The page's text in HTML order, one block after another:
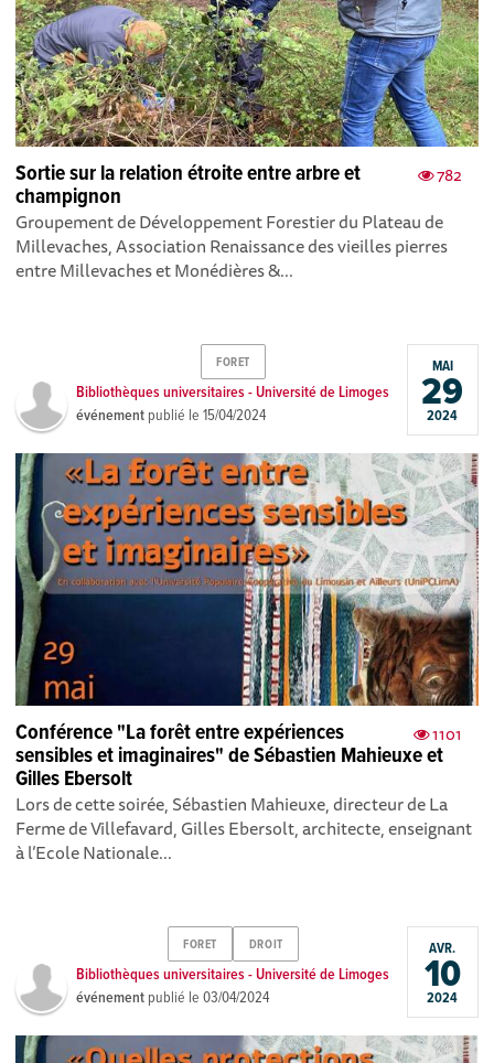
782
Sortie sur la relation étroite entre arbre et
champignon
Groupement de Développement Forestier du Plateau de
Millevaches, Association Renaissance des vieilles pierres
entre Millevaches et Monédières &...
FORET
Bibliothèques universitaires - Université de Limoges
événement publié le15/04/2024
MAI
29
2024
1101
Conférence "La forêt entre expériences
sensibles et imaginaires" de Sébastien Mahieuxe et
Gilles Ebersolt
Lors de cette soirée, Sébastien Mahieuxe, directeur de La
Ferme de Villefavard, Gilles Ebersolt, architecte, enseignant
à l’Ecole Nationale...
FORET DROIT
Bibliothèques universitaires - Université de Limoges
événement publié le03/04/2024
AVR.
10
2024